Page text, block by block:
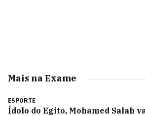
Mais na Exame
ESPORTE
Ídolo do Egito, Mohamed Salah